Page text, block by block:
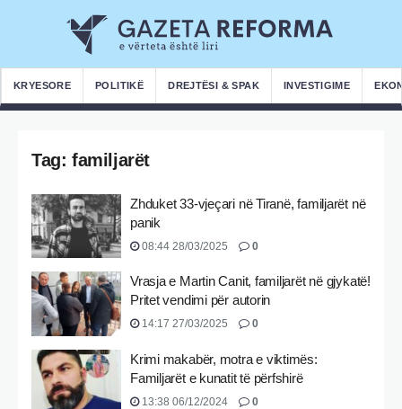
KRYESORE POLITIKË DREJTËSI & SPAK INVESTIGIME
Tag: familjarët
Zhduket 33-vjeçari në Tiranë, familjarët në
panik
08:44 28/03/2025 0
Vrasja e Martin Canit, familjarët në gjykatë!
Pritet vendimi për autorin
14:17 27/03/2025 0
Krimi makabër, motra e viktimës:
Familjarët e kunatit të përfshirë
13:38 06/12/2024 0